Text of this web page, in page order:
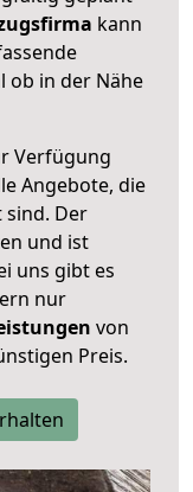
kann
ob in der Nähe
Verfügung
Angebote, die
Der
und ist
uns gibt es
nur
von
Preis.